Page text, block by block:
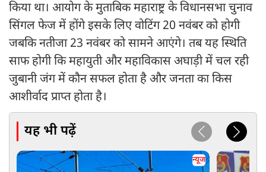
किया था। आयोग के मुताबिक महाराष्ट्र के विधानसभा चुनाव
सिंगल फेज में होंगे इसके लिए वोटिंग 20 नवंबर को होगी
जबकि नतीजा 23 नवंबर को सामने आएंगे। तब यह स्थिति
साफ होगी कि महायुती और महाविकास अघाड़ी में चल रही
जुबानी जंग में कौन सफल होता है और जनता का किस
आशीर्वाद प्राप्त होता है।
यह भी पढ़ें
न्यूज